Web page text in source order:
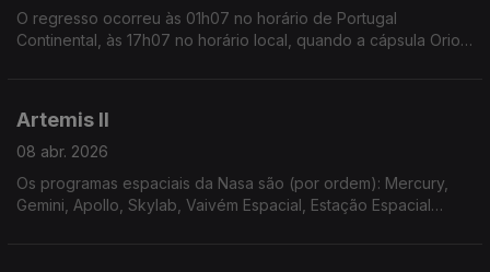
O regresso ocorreu às 01h07 no horário de Portugal
Continental, às 17h07 no horário local, quando a cápsula Orion
Artemis II
08 abr. 2026
Os programas espaciais da Nasa são (por ordem): Mercury,
Gemini, Apollo, Skylab, Vaivém Espacial, Estação Espacial